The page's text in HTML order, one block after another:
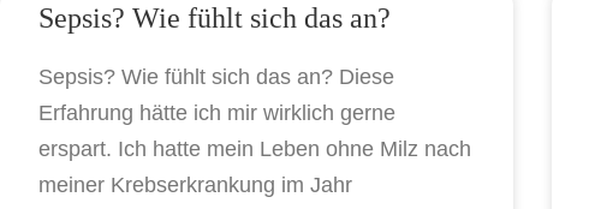
Sepsis? Wie fühlt sich das an?
Sepsis? Wie fühlt sich das an? Diese
Erfahrung hätte ich mir wirklich gerne
erspart. Ich hatte mein Leben ohne Milz nach
meiner Krebserkrankung im Jahr